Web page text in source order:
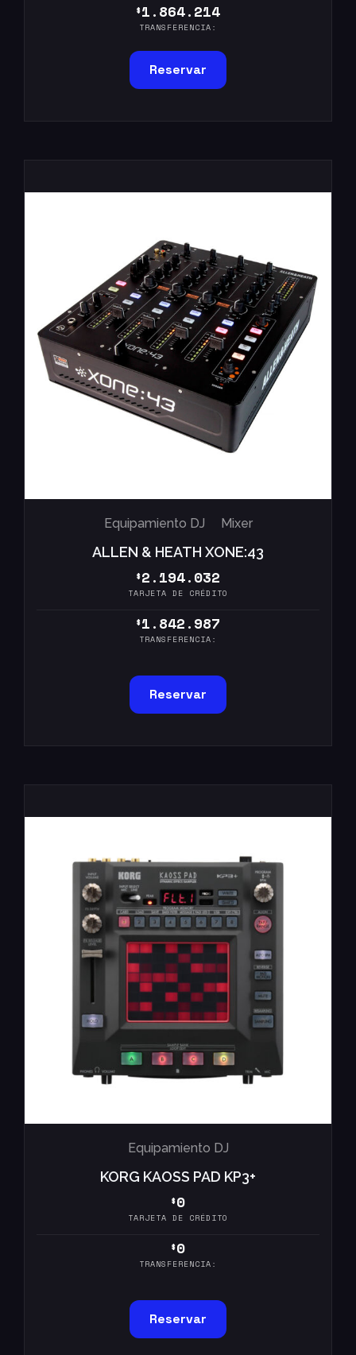
$1.864.214
TRANSFERENCIA:
Reservar
Equipamiento DJ Mixer
ALLEN & HEATH XONE:43
$2.194.032
TARJETA DE CRÉDITO
$1.842.987
TRANSFERENCIA:
Reservar
Equipamiento DJ
KORG KAOSS PAD KP3+
$0
TARJETA DE CRÉDITO
$0
TRANSFERENCIA:
Reservar